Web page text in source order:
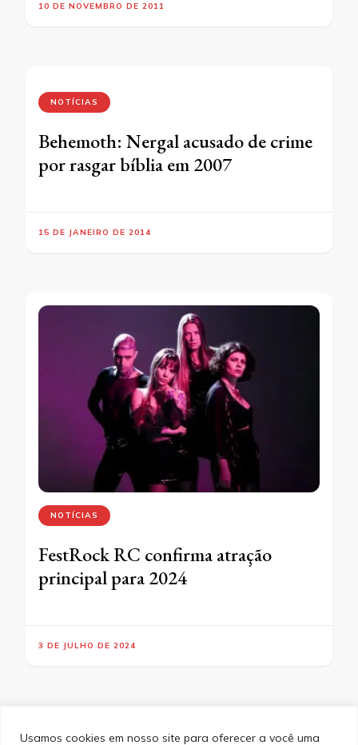
Usamos cookies em nosso site para oferecer a você uma
10 DE NOVEMBRO DE 2011
NOTÍCIAS
Behemoth: Nergal acusado de crime
por rasgar bíblia em 2007
15 DE JANEIRO DE 2014
NOTÍCIAS
FestRock RC confirma atração
principal para 2024
3 DE JULHO DE 2024